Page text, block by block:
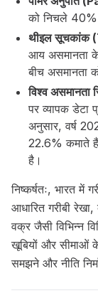
को निचले
थीइल सूचकांक
आय असमानता
बीच असमानता
विश्व असमानता
पर व्यापक डेटा
अनुसार, वर्ष
22.6% कमाते
है।
निष्कर्षतः, भारत में
आधारित गरीबी
वक्र जैसी विभिन्न
खूबियों और सीमाओं
समझने और नीति